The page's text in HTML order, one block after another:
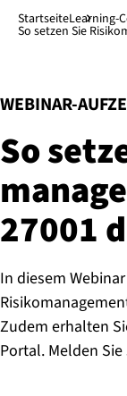
Direkt zum
StartseiteLearning-
So setzen Sie
WEBINAR-
:
So
27001
In diesem
Zudem erhalten
Portal. Melden